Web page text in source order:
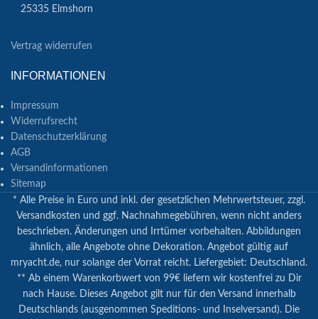
25335 Elmshorn
Vertrag widerrufen
INFORMATIONEN
Impressum
Widerrufsrecht
Datenschutzerklärung
AGB
Versandinformationen
Sitemap
* Alle Preise in Euro und inkl. der gesetzlichen Mehrwertsteuer, zzgl.
Versandkosten und ggf. Nachnahmegebühren, wenn nicht anders
beschrieben. Änderungen und Irrtümer vorbehalten. Abbildungen
ähnlich, alle Angebote ohne Dekoration. Angebot gültig auf
mryacht.de, nur solange der Vorrat reicht. Liefergebiet: Deutschland.
** Ab einem Warenkorbwert von 99€ liefern wir kostenfrei zu Dir
nach Hause. Dieses Angebot gilt nur für den Versand innerhalb
Deutschlands (ausgenommen Speditions- und Inselversand). Die